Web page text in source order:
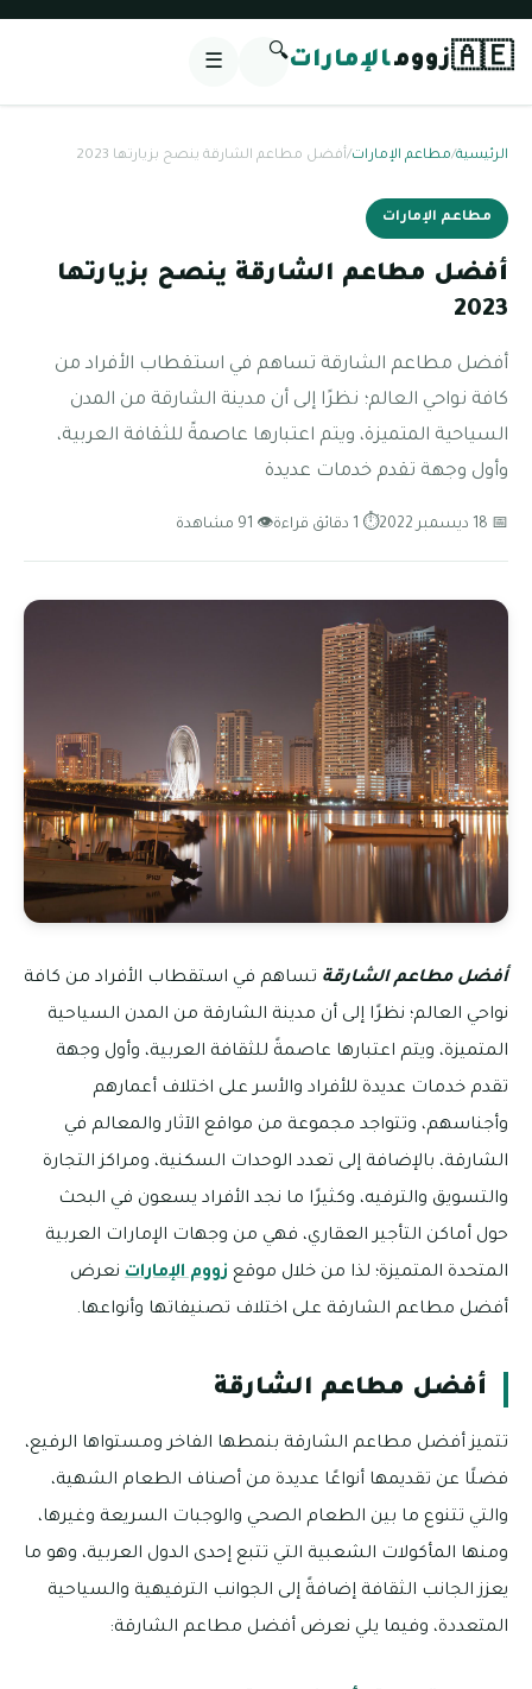
🇦🇪زوومالإمارات🔍
☰
الرئيسية/مطاعم الإمارات/أفضل مطاعم الشارقة ينصح بزيارتها 2023
مطاعم الإمارات
أفضل مطاعم الشارقة ينصح بزيارتها
2023
أفضل مطاعم الشارقة تساهم في استقطاب الأفراد من
كافة نواحي العالم؛ نظرًا إلى أن مدينة الشارقة من المدن
السياحية المتميزة، ويتم اعتبارها عاصمةً للثقافة العربية،
وأول وجهة تقدم خدمات عديدة
📅 18 ديسمبر 2022 ⏱ 1 دقائق قراءة 👁 91 مشاهدة
أفضل مطاعم الشارقة تساهم في استقطاب الأفراد من كافة
نواحي العالم؛ نظرًا إلى أن مدينة الشارقة من المدن السياحية
المتميزة، ويتم اعتبارها عاصمةً للثقافة العربية، وأول وجهة
تقدم خدمات عديدة للأفراد والأسر على اختلاف أعمارهم
وأجناسهم، وتتواجد مجموعة من مواقع الآثار والمعالم في
الشارقة، بالإضافة إلى تعدد الوحدات السكنية، ومراكز التجارة
والتسويق والترفيه، وكثيرًا ما نجد الأفراد يسعون في البحث
حول أماكن التأجير العقاري، فهي من وجهات الإمارات العربية
المتحدة المتميزة؛ لذا من خلال موقع زووم الإمارات نعرض
أفضل مطاعم الشارقة على اختلاف تصنيفاتها وأنواعها.
أفضل مطاعم الشارقة
تتميز أفضل مطاعم الشارقة بنمطها الفاخر ومستواها الرفيع،
فضلًا عن تقديمها أنواعًا عديدة من أصناف الطعام الشهية،
والتي تتنوع ما بين الطعام الصحي والوجبات السريعة وغيرها،
ومنها المأكولات الشعبية التي تتبع إحدى الدول العربية، وهو ما
يعزز الجانب الثقافة إضافةً إلى الجوانب الترفيهية والسياحية
المتعددة، وفيما يلي نعرض أفضل مطاعم الشارقة: